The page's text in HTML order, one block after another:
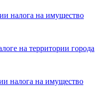
налога на имущество
на территории города
налога на имущество